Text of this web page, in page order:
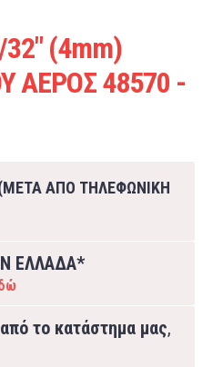
(4mm)
ΑΕΡΟΣ 48570 -
ΑΠΟ ΤΗΛΕΦΩΝΙΚΗ
ΕΛΛΑΔΑ*
το κατάστημα μας,